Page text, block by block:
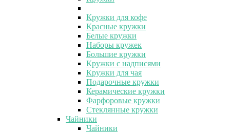
Кружки для кофе
Красные кружки
Белые кружки
Наборы кружек
Большие кружки
Кружки с надписями
Кружки для чая
Подарочные кружки
Керамические кружки
Фарфоровые кружки
Стеклянные кружки
Чайники
Чайники